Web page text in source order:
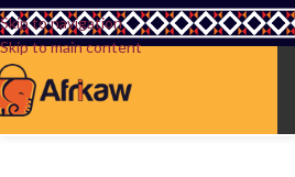
Skip to navigation
Skip to main content